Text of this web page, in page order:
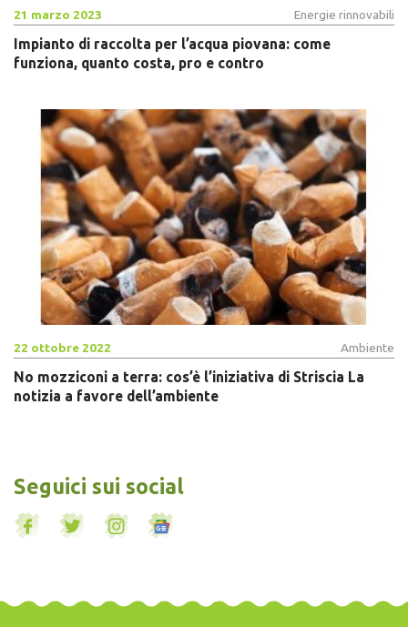
21 marzo 2023 Energie rinnovabili
Impianto di raccolta per l’acqua piovana: come
funziona, quanto costa, pro e contro
22 ottobre 2022 Ambiente
No mozziconi a terra: cos’è l’iniziativa di Striscia La
notizia a favore dell’ambiente
Seguici sui social